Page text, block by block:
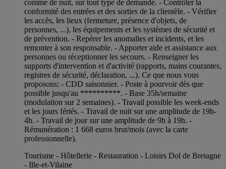
comme de nuit, sur tout type de demande. - Contrôler la
conformité des entrées et des sorties de la clientèle. - Vérifier
les accès, les lieux (fermeture, présence d'objets, de
personnes, ...), les équipements et les systèmes de sécurité et
de prévention. - Repérer les anomalies et incidents, et les
remonter à son responsable. - Apporter aide et assistance aux
personnes ou réceptionner les secours. - Renseigner les
supports d'intervention et d'activité (rapports, mains courantes,
registres de sécurité, déclaration, ...). Ce que nous vous
proposons: - CDD saisonnier. - Poste à pourvoir dès que
possible jusqu'au **********. - Base 35h/semaine
(modulation sur 2 semaines). - Travail possible les week-ends
et les jours fériés. - Travail de nuit sur une amplitude de 19h-
4h. - Travail de jour sur une amplitude de 9h à 19h. -
Rémunération : 1 668 euros brut/mois (avec la carte
professionnelle).
Tourisme - Hôtellerie - Restauration - Loisirs Dol de Bretagne
- Ille-et-Vilaine